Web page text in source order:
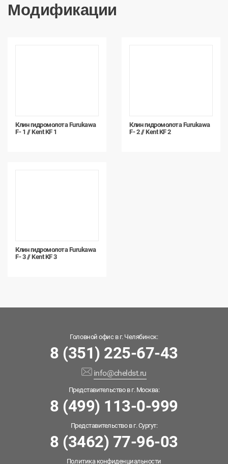
Модификации
Клин гидромолота Furukawa
F- 1 // Kent KF 1
Клин гидромолота Furukawa
F- 2 // Kent KF 2
Клин гидромолота Furukawa
F- 3 // Kent KF 3
Головной офис в г. Челябинск:
8 (351) 225-67-43
info@cheldst.ru
Представительство в г. Москва:
8 (499) 113-0-999
Представительство в г. Сургут:
8 (3462) 77-96-03
Политика конфиденциальности